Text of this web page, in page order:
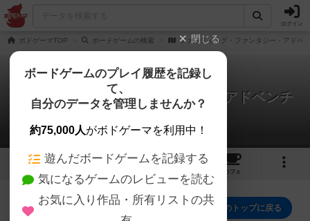
ログイン
ボドゲーマTOP ボードゲームの検索 ファイティング・ファンタジー・アドベ
ファイティング・ファンタジー・アドベンチ
ャー
0件のルール/インスト
1 5
カフェ
ファイティング・ファンタジー・アドベンチャーのトップに戻る
閉じる
ボードゲームのプレイ履歴を記録し
て、
自分のデータを管理しませんか？
約75,000人がボドゲーマを利用中！
遊んだボードゲームを記録する
気になるゲームのレビューを読む
お気に入り作品・所有リストの共